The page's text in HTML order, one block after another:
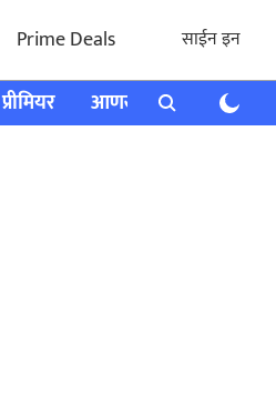
Prime Deals साईन इन
प्रीमियर आणखी राशी भविष्य